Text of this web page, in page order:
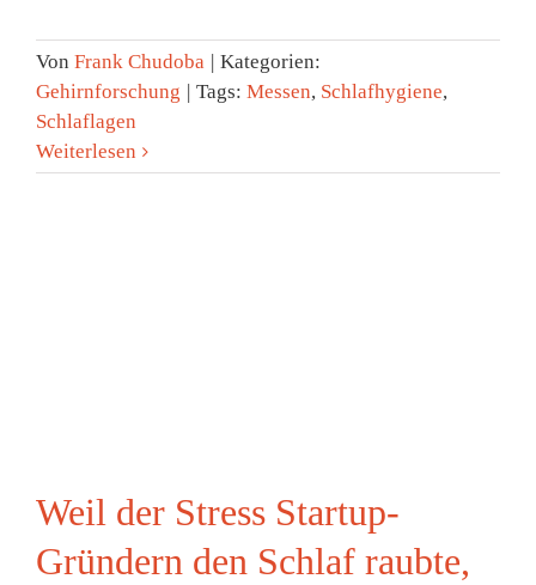
Von Frank Chudoba | Kategorien:
Gehirnforschung | Tags: Messen, Schlafhygiene,
Schlaflagen
Weiterlesen
Weil der Stress Startup-
Gründern den Schlaf raubte,